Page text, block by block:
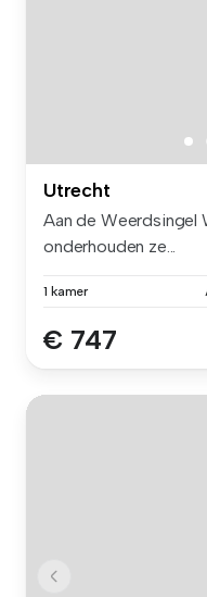
Utrecht
Aan de Weerdsingel
onderhouden ze...
1 kamer
€ 747